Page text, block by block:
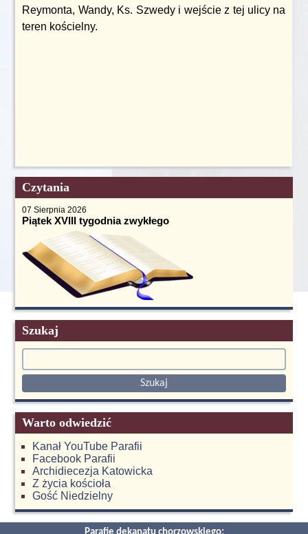
Reymonta, Wandy, Ks. Szwedy i wejście z tej ulicy na
teren kościelny.
Czytania
07 Sierpnia 2026
Piątek XVIII tygodnia zwykłego
Szukaj
Warto odwiedzić
Kanał YouTube Parafii
Facebook Parafii
Archidiecezja Katowicka
Z życia kościoła
Gość Niedzielny